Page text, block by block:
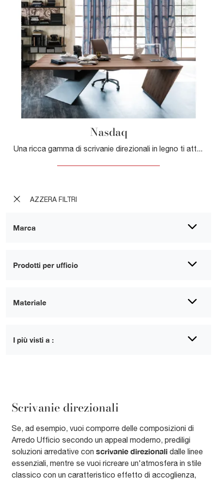
AZZERA FILTRI
Marca
Prodotti per ufficio
Materiale
I più visti a :
Nasdaq
Scrivanie direzionali
Se, ad esempio, vuoi comporre delle composizioni di
Arredo Ufficio secondo un appeal moderno, prediligi
soluzioni arredative con scrivanie direzionali dalle linee
essenziali, mentre se vuoi ricreare un'atmosfera in stile
classico con un caratteristico effetto di accoglienza,